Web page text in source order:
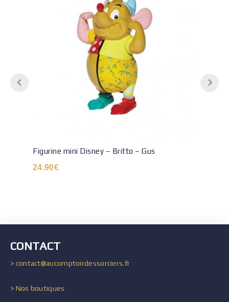
Figurine mini Disney – Britto – Gus
24.90€
CONTACT
> contact@aucomptoirdessorciers.fr
> Nos boutiques